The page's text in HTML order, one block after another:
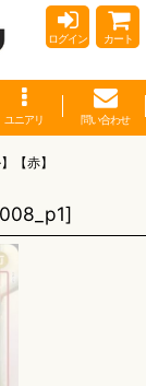
ログイン カート
ユニアリ 問い合わせ
【赤】
]